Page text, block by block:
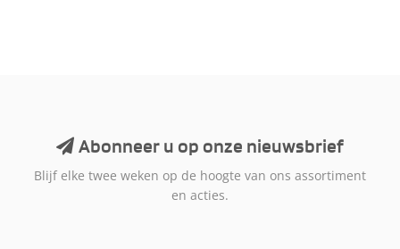
Abonneer u op onze nieuwsbrief
Blijf elke twee weken op de hoogte van ons assortiment
en acties.